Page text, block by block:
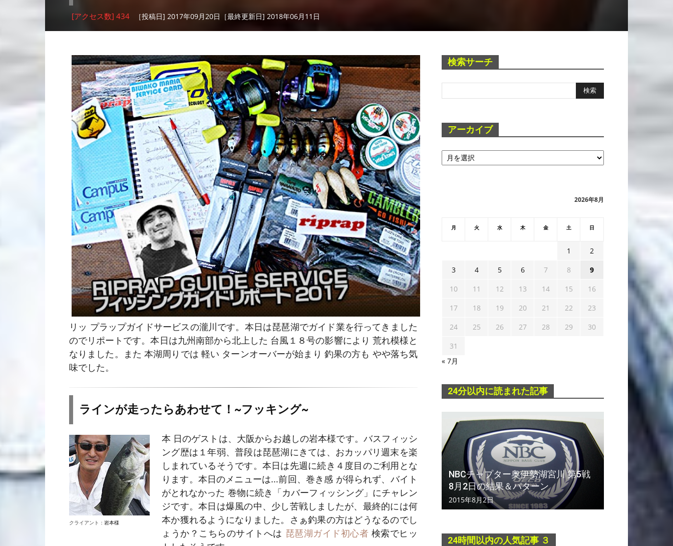
[アクセス数] 434 ［投稿日] 2017年09月20日［最終更新日] 2018年06月11日
リッ プラップガイドサービスの瀧川です。本日は琵琶湖でガイド業を行ってきました
のでリポートです。本日は九州南部から北上した 台風１８号の影響により 荒れ模様と
なりました。また 本湖周りでは 軽い ターンオーバーが始まり 釣果の方も やや落ち気
味でした。
ラインが走ったらあわせて！~フッキング~
クライアント： 岩本様
本 日のゲストは、大阪からお越しの岩本様です。バスフィッシ
ング歴は１年弱、普段は琵琶湖にきては、おカッパリ週末を楽
しまれているそうです。本日は先週に続き４度目のご利用とな
ります。本日のメニューは…前回、巻き感 が得られず、バイト
がとれなかった 巻物に続き「カバーフィッシング」にチャレン
ジです。本日は爆風の中、少し苦戦しましたが、最終的には何
本か獲れるようになりました。さぁ釣果の方はどうなるのでし
ょうか？こちらのサイトへは 琵琶湖ガイド初心者 検索でヒッ
検索サーチ
アーカイブ
ア
ー
2026年8月
月 火 水 木 金 土 日
1
2
3
4 5 6 7 8
9
10
11 12 13 14 15
16
17
18 19 20 21 22
23
24
25 26 27 28 29
30
31
« 7月
24分以内に読まれた記事
NBCチャプター奥伊勢湖宮川 第5戦
8月2日の結果＆パターン
2015年8月2日
24時間以内の人気記事 ３